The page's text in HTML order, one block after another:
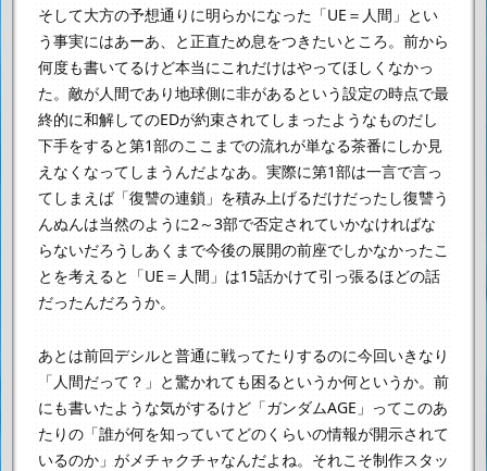
そして大方の予想通りに明らかになった「UE＝人間」とい
う事実にはあーあ、と正直ため息をつきたいところ。 前から
何度も書いてるけど本当にこれだけはやってほしくなかっ
た。 敵が人間であり地球側に非があるという設定の時点で最
終的に和解してのEDが約束されてしまったようなものだし
下手をすると第1部のここまでの流れが単なる茶番にしか見
えなくなってしまうんだよなあ。 実際に第1部は一言で言っ
てしまえば「復讐の連鎖」を積み上げるだけだったし復讐う
んぬんは当然のように2～3部で否定されていかなければな
らないだろうしあくまで今後の展開の前座でしかなかったこ
とを考えると 「UE＝人間」は15話かけて引っ張るほどの話
だったんだろうか。
あとは前回デシルと普通に戦ってたりするのに今回いきなり
「人間だって？」と驚かれても困るというか何というか。 前
にも書いたような気がするけど「ガンダムAGE」ってこのあ
たりの 「誰が何を知っていてどのくらいの情報が開示されて
いるのか」がメチャクチャなんだよね。 それこそ制作スタッ